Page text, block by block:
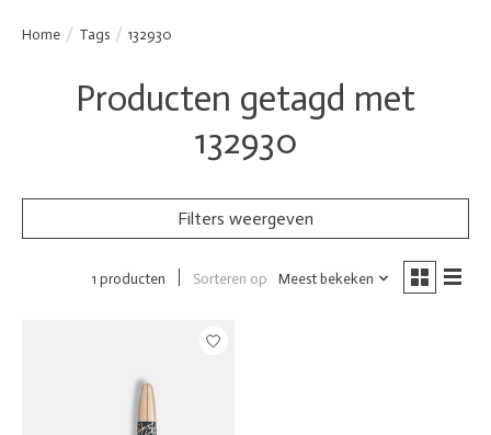
Home / Tags / 132930
Producten getagd met
132930
Filters weergeven
1 producten Sorteren op Meest bekeken